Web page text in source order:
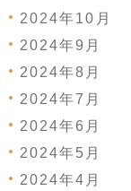
2024年10月
2024年9月
2024年8月
2024年7月
2024年6月
2024年5月
2024年4月